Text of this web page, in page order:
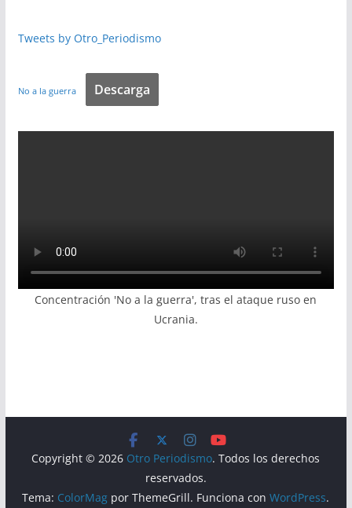
Tweets by Otro_Periodismo
No a la guerra Descarga
Concentración 'No a la guerra', tras el ataque ruso en
Ucrania.
Copyright © 2026 Otro Periodismo. Todos los derechos
reservados.
Tema: ColorMag por ThemeGrill. Funciona conWordPress.